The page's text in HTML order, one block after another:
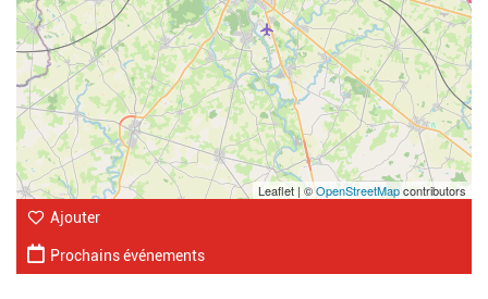
Leaflet | ©OpenStreetMapcontributors
Ajouter
Prochains événements